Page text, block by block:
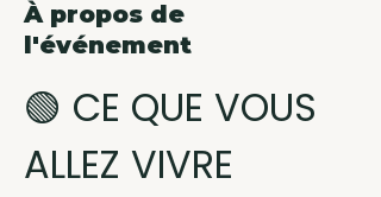
À propos de
l'événement
🟢 CE QUE VOUS
ALLEZ VIVRE